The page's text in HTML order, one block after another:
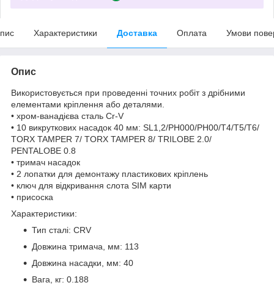
Характеристики Доставка Оплата Умови
Опис
Використовується при проведенні точних робіт з дрібними
елементами кріплення або деталями.
• хром-ванадієва сталь Cr-V
• 10 викруткових насадок 40 мм: SL1,2/PH000/PH00/T4/T5/T6/
TORX TAMPER 7/ TORX TAMPER 8/ TRILOBE 2.0/
PENTALOBE 0.8
• тримач насадок
• 2 лопатки для демонтажу пластикових кріплень
• ключ для відкривання слота SIM карти
• присоска
Характеристики:
Тип сталі: CRV
Довжина тримача, мм: 113
Довжина насадки, мм: 40
Вага, кг: 0.188